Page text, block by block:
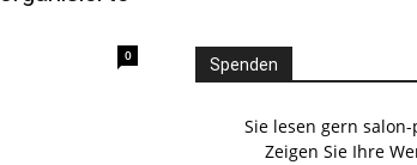
0 Spenden
Sie lesen gern
Zeigen Sie Ihre